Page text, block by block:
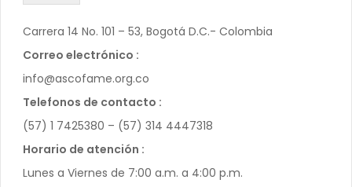
Carrera 14 No. 101 – 53, Bogotá D.C.- Colombia
Correo electrónico :
info@ascofame.org.co
Telefonos de contacto :
(57) 1 7425380 – (57) 314 4447318
Horario de atención :
Lunes a Viernes de 7:00 a.m. a 4:00 p.m.